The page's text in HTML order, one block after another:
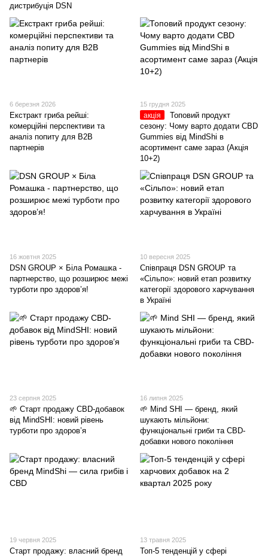
дистрибуція DSN
6 березня 2026
Екстракт гриба рейші:
комерційні перспективи та
аналіз попиту для B2B
партнерів
15 грудня 2025
акція
Топовий продукт
сезону: Чому варто додати CBD
Gummies від MindShi в
асортимент саме зараз (Акція
10+2)
16 жовтня 2025
DSN GROUP × Біла Ромашка -
партнерство, що розширює межі
турботи про здоров’я!
10 вересня 2025
Співпраця DSN GROUP та
«Сільпо»: новий етап розвитку
категорії здорового харчування
в Україні
23 серпня 2025
🌱 Старт продажу CBD-добавок
від MindSHI: новий рівень
турботи про здоров’я
16 липня 2025
🌱 Mind SHI — бренд, який
шукають мільйони:
функціональні гриби та CBD-
добавки нового покоління
19 червня 2025
Старт продажу: власний бренд
13 травня 2025
Топ-5 тенденцій у сфері